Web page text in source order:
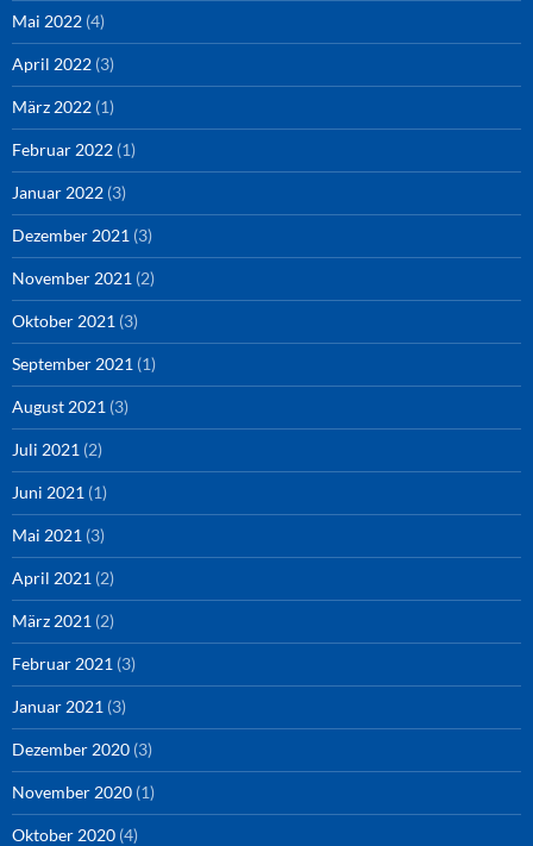
Mai 2022 (4)
April 2022 (3)
März 2022 (1)
Februar 2022 (1)
Januar 2022 (3)
Dezember 2021 (3)
November 2021 (2)
Oktober 2021 (3)
September 2021 (1)
August 2021 (3)
Juli 2021 (2)
Juni 2021 (1)
Mai 2021 (3)
April 2021 (2)
März 2021 (2)
Februar 2021 (3)
Januar 2021 (3)
Dezember 2020 (3)
November 2020 (1)
Oktober 2020 (4)